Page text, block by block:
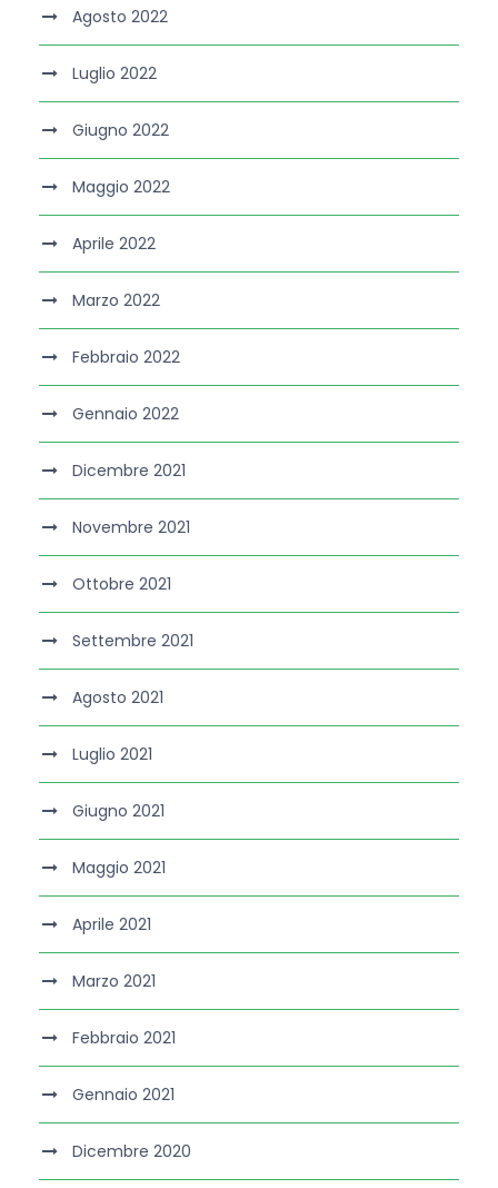
Agosto 2022
Luglio 2022
Giugno 2022
Maggio 2022
Aprile 2022
Marzo 2022
Febbraio 2022
Gennaio 2022
Dicembre 2021
Novembre 2021
Ottobre 2021
Settembre 2021
Agosto 2021
Luglio 2021
Giugno 2021
Maggio 2021
Aprile 2021
Marzo 2021
Febbraio 2021
Gennaio 2021
Dicembre 2020